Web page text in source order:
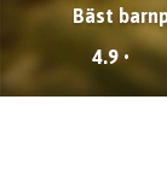
Bäst
4.9 •